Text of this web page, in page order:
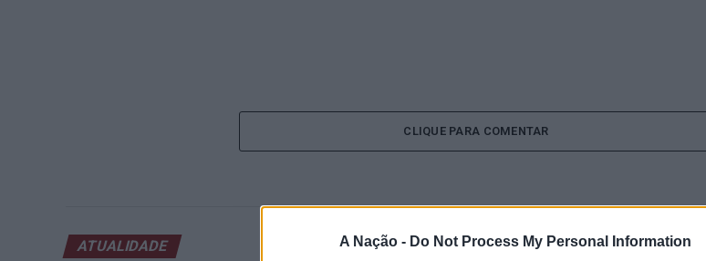
A Nação - Do Not Process My Personal Information
CLIQUE PARA COMENTAR
ATUALIDADE